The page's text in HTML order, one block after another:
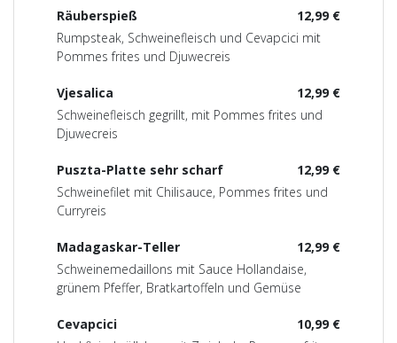
12,99 €
Räuberspieß
Rumpsteak, Schweinefleisch und Cevapcici mit
Pommes frites und Djuwecreis
12,99 €
Vjesalica
Schweinefleisch gegrillt, mit Pommes frites und
Djuwecreis
12,99 €
Puszta-Platte sehr scharf
Schweinefilet mit Chilisauce, Pommes frites und
Curryreis
12,99 €
Madagaskar-Teller
Schweinemedaillons mit Sauce Hollandaise,
grünem Pfeffer, Bratkartoffeln und Gemüse
10,99 €
Cevapcici